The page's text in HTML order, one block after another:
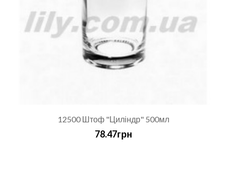
12500 Штоф "Циліндр" 500мл
78.47грн